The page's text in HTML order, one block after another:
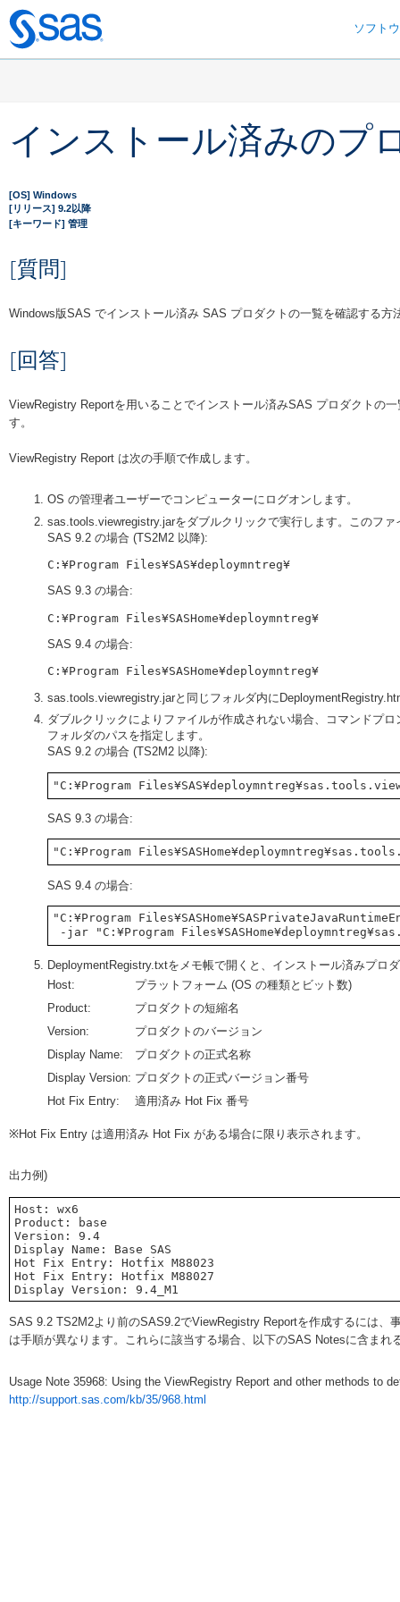
Skip
ソフト
インストール済みのプ
[OS] Windows
[リリース] 9.2以降
[キーワード] 管理
[質問]
Windows版SAS でインストール済み SAS プロダクトの一覧を確認する方
[回答]
ViewRegistry Reportを用いることでインストール済みSAS プロダクトの
す。
ViewRegistry Report は次の手順で作成します。
OS の管理者ユーザーでコンピューターにログオンします。
sas.tools.viewregistry.jarをダブルクリックで実行します。このフ
SAS 9.2 の場合 (TS2M2 以降):
SAS 9.3 の場合:
SAS 9.4 の場合:
sas.tools.viewregistry.jarと同じフォルダ内に
ダブルクリックによりファイルが作成されない場合、コマンドプ
フォルダのパスを指定します。
SAS 9.2 の場合 (TS2M2 以降):
SAS 9.3 の場合:
SAS 9.4 の場合:
"C:¥Program
DeploymentRegistry.txtをメモ帳で開くと、インストール済みプロ
Host:
プラットフォーム (OS の種類とビット数)
Product:
プロダクトの短縮名
Version:
プロダクトのバージョン
Display Name:
プロダクトの正式名称
Display Version: プロダクトの正式バージョン番号
Hot Fix Entry:
適用済み Hot Fix 番号
※Hot Fix Entry は適用済み Hot Fix がある場合に限り表示されます。
出力例)
Host: wx6
Product: base
Version: 9.4
Display Name: Base SAS
Hot Fix Entry: Hotfix M88023
Hot Fix Entry: Hotfix M88027
SAS 9.2 TS2M2より前のSAS9.2でViewRegistry Reportを作成するには
は手順が異なります。これらに該当する場合、以下のSAS Notesに含まれ
Usage Note 35968: Using the ViewRegistry Report and other methods to
http://support.sas.com/kb/35/968.html